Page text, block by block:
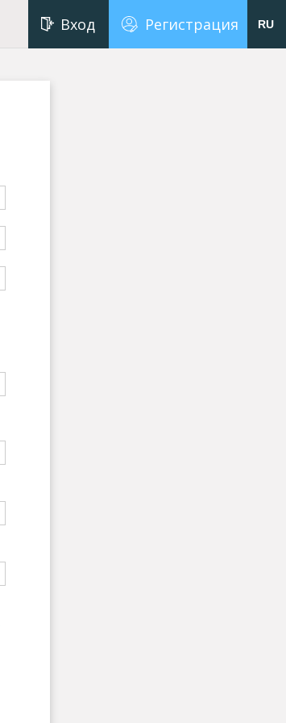
Вход Регистрация RU